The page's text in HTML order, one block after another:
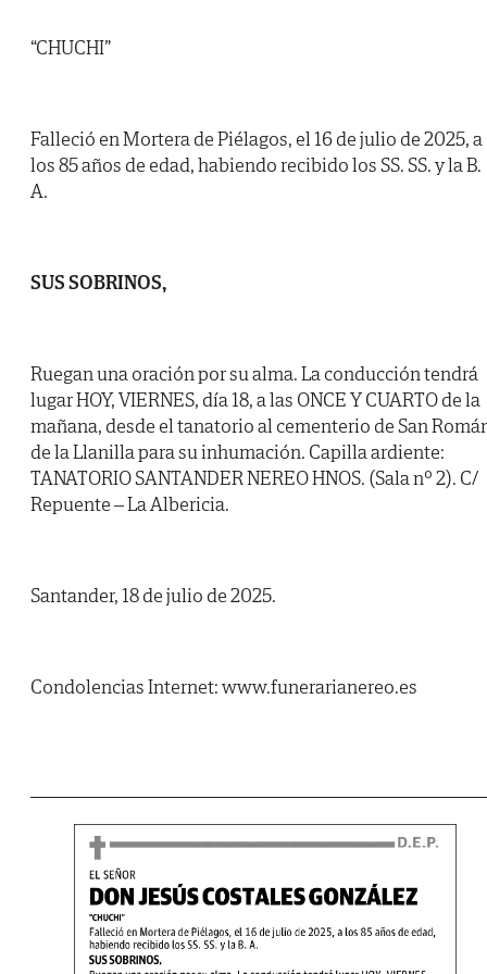
“CHUCHI”
Falleció en Mortera de Piélagos, el 16 de julio de 2025, a
los 85 años de edad, habiendo recibido los SS. SS. y la B.
A.
SUS SOBRINOS,
Ruegan una oración por su alma. La conducción tendrá
lugar HOY, VIERNES, día 18, a las ONCE Y CUARTO de la
mañana, desde el tanatorio al cementerio de San
de la Llanilla para su inhumación. Capilla ardiente:
TANATORIO SANTANDER NEREO HNOS. (Sala nº 2). C/
Repuente – La Albericia.
Santander, 18 de julio de 2025.
Condolencias Internet: www.funerarianereo.es